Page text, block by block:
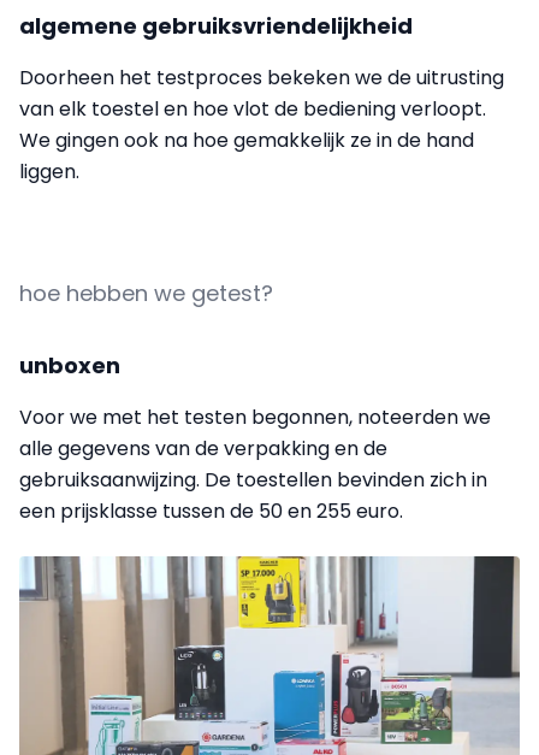
algemene gebruiksvriendelijkheid
Doorheen het testproces bekeken we de uitrusting
van elk toestel en hoe vlot de bediening verloopt.
We gingen ook na hoe gemakkelijk ze in de hand
liggen.
hoe hebben we getest?
unboxen
Voor we met het testen begonnen, noteerden we
alle gegevens van de verpakking en de
gebruiksaanwijzing. De toestellen bevinden zich in
een prijsklasse tussen de 50 en 255 euro.